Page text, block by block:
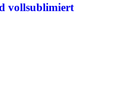
vollsublimiert